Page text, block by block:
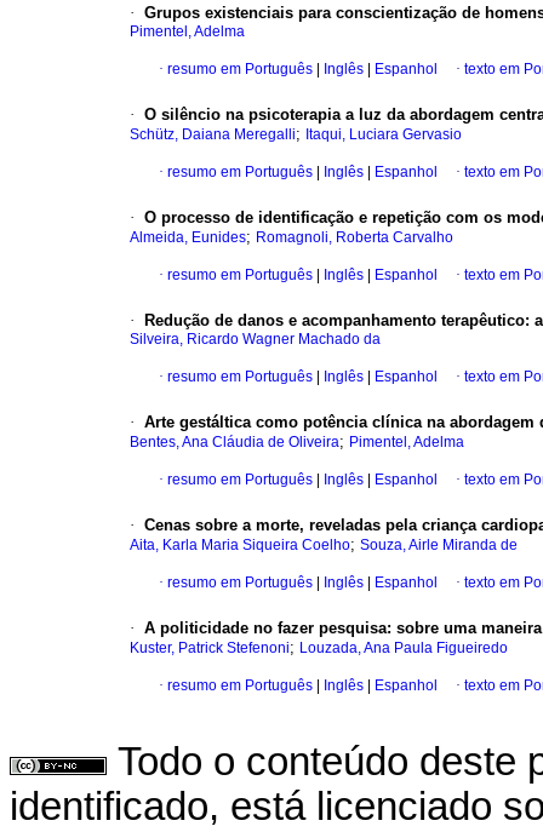
· Grupos existenciais para conscientização de
Pimentel, Adelma
· resumo em Português Inglês Espanhol · texto em
· O silêncio na psicoterapia a luz da abordagem
Schütz, Daiana Meregalli; Itaqui, Luciara Gervasio
· resumo em Português Inglês Espanhol · texto em
· O processo de identificação e repetição com os
Almeida, Eunides; Romagnoli, Roberta Carvalho
· resumo em Português Inglês Espanhol · texto em
· Redução de danos e acompanhamento terapêutico:
Silveira, Ricardo Wagner Machado da
· resumo em Português Inglês Espanhol · texto em
· Arte gestáltica como potência clínica na
Bentes, Ana Cláudia de Oliveira; Pimentel, Adelma
· resumo em Português Inglês Espanhol · texto em
· Cenas sobre a morte, reveladas pela criança
Aita, Karla Maria Siqueira Coelho; Souza, Airle Miranda de
· resumo em Português Inglês Espanhol · texto em
· A politicidade no fazer pesquisa: sobre uma
Kuster, Patrick Stefenoni; Louzada, Ana Paula Figueiredo
· resumo em Português Inglês Espanhol · texto em
Todo o conteúdo deste
identificado, está licenciado